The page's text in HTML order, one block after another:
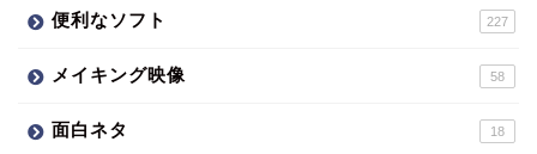
便利なソフト 227
メイキング映像 58
面白ネタ 18